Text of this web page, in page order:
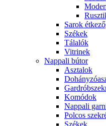
Sarok
Székek
Tálalók
Vitrinek
Nappali bútor
Asztalok
Komódok
Nappali
Polcos